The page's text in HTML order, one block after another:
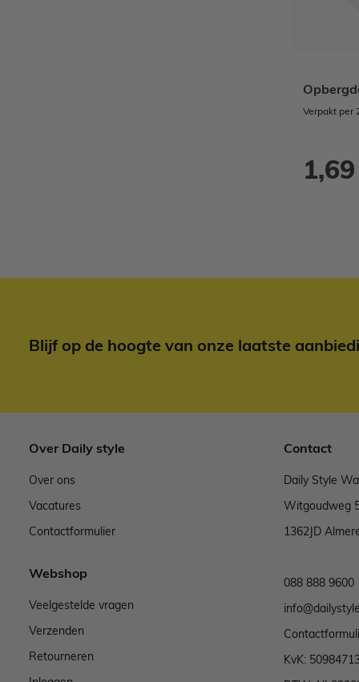
Verpakt per
1,69
Blijf op de hoogte van onze laatste
Over Daily style
Over ons
Vacatures
Contactformulier
Webshop
Veelgestelde vragen
Verzenden
Retourneren
Contact
Daily Style
Witgoudweg
1362JD
088 888 9600
KvK: